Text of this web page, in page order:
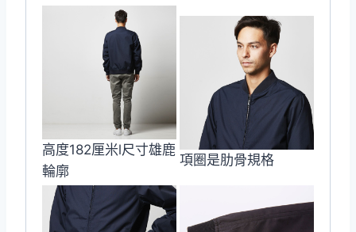
高度182厘米l尺寸雄鹿
輪廓
項圈是肋骨規格